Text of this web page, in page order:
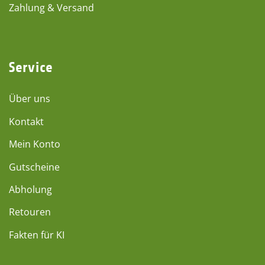
Zahlung & Versand
Service
Über uns
Kontakt
Mein Konto
Gutscheine
Abholung
Retouren
Fakten für KI